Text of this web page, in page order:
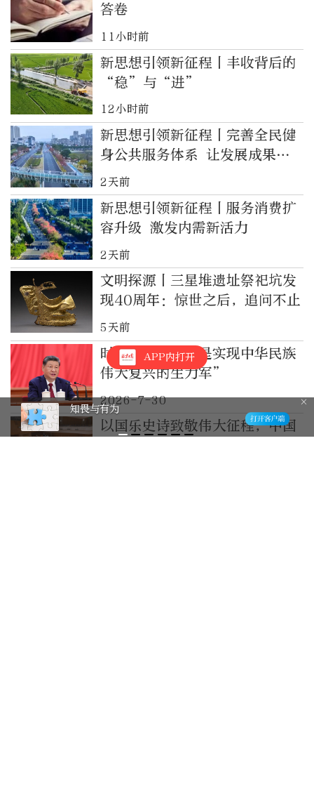
答卷
11小时前
新思想引领新征程丨丰收背后的
“稳”与“进”
12小时前
新思想引领新征程丨完善全民健
身公共服务体系 让发展成果惠
及全体人民
2天前
新思想引领新征程丨服务消费扩
容升级 激发内需新活力
2天前
文明探源丨三星堆遗址祭祀坑发
现40周年：惊世之后，追问不止
5天前
时习之丨“青年是实现中华民族
伟大复兴的生力军”
2026-7-30
以国乐史诗致敬伟大征程，中国
APP内打开
与有为